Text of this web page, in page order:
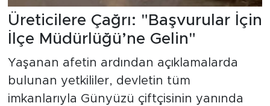
Üreticilere Çağrı: "Başvurular İçin
İlçe Müdürlüğü’ne Gelin"
Yaşanan afetin ardından açıklamalarda
bulunan yetkililer, devletin tüm
imkanlarıyla Günyüzü çiftçisinin yanında